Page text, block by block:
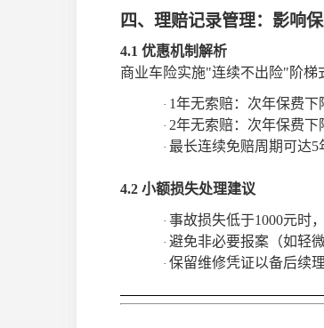
四、理赔记录管理：影响
4.1 优惠机制解析
商业车险实施"连续不出险"阶梯
· 1年无索赔：次年保费下
· 2年无索赔：次年保费下
· 最长连续免赔周期可达5
4.2 小额损失处理建议
· 事故损失低于1000元时
· 避免非必要报案（如轻
· 保留维修凭证以备后续